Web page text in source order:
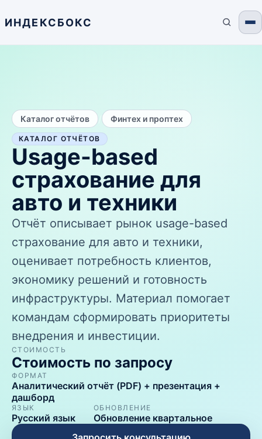
ИНДЕКСБОКС
Каталог отчётов Финтех и проптех
КАТАЛОГ ОТЧЁТОВ
Usage-based
страхование для
авто и техники
Отчёт описывает рынок usage-based
страхование для авто и техники,
оценивает потребность клиентов,
экономику решений и готовность
инфраструктуры. Материал помогает
командам сформировать приоритеты
внедрения и инвестиции.
СТОИМОСТЬ
Стоимость по запросу
ФОРМАТ
Аналитический отчёт (PDF) + презентация +
дашборд
ЯЗЫК
Русский язык
ОБНОВЛЕНИЕ
Обновление квартальное